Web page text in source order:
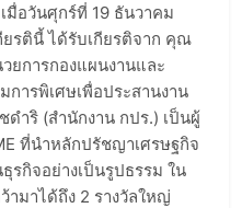
อวันศุกร์ที่ 19 ธันวาคม
รตินี้ ได้รับเกียรติจาก คุณ
การกองแผนงานและ
ารพิเศษเพื่อประสานงาน
ดำริ (สำนักงาน กปร.) เป็นผู้
ที่นำหลักปรัชญาเศรษฐกิจ
รกิจอย่างเป็นรูปธรรม ใน
มาได้ถึง 2 รางวัลใหญ่